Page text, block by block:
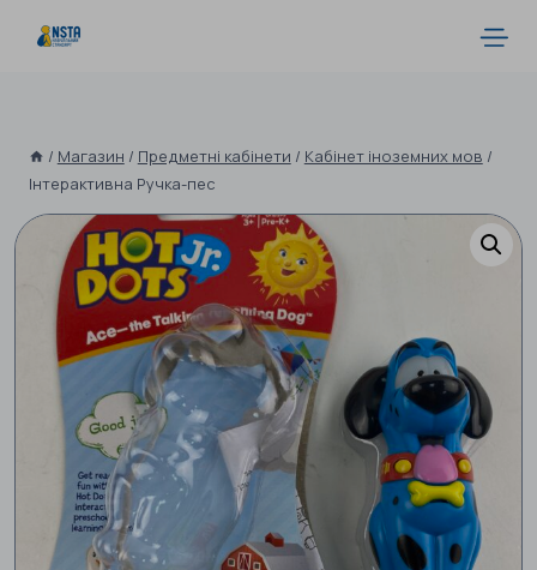
/ Магазин / Предметні кабінети / Кабінет іноземних мов /
Інтерактивна Ручка-пес